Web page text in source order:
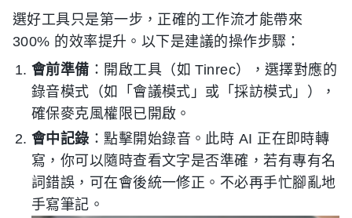
選好工具只是第一步，正確的工作流才能帶來
300% 的效率提升。以下是建議的操作步驟：
會前準備 ：開啟工具（如 Tinrec），選擇對應的
錄音模式（如「會議模式」或「採訪模式」），
確保麥克風權限已開啟。
會中記錄 ：點擊開始錄音。此時 AI 正在即時轉
寫，你可以隨時查看文字是否準確，若有專有名
詞錯誤，可在會後統一修正。不必再手忙腳亂地
手寫筆記。